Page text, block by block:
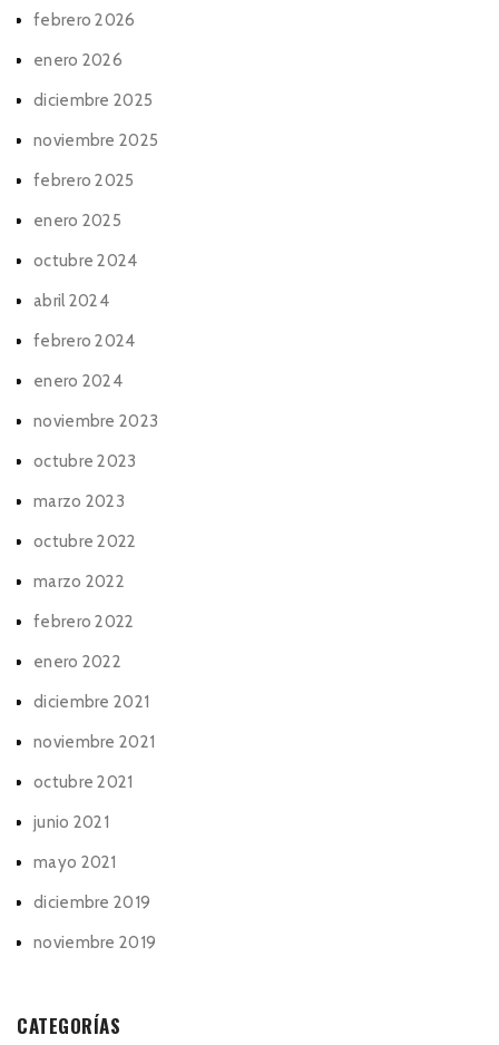
febrero 2026
enero 2026
diciembre 2025
noviembre 2025
febrero 2025
enero 2025
octubre 2024
abril 2024
febrero 2024
enero 2024
noviembre 2023
octubre 2023
marzo 2023
octubre 2022
marzo 2022
febrero 2022
enero 2022
diciembre 2021
noviembre 2021
octubre 2021
junio 2021
mayo 2021
diciembre 2019
noviembre 2019
CATEGORÍAS